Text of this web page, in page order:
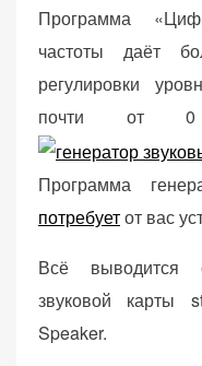
Программа
частоты даёт
регулировки
почти
Программа
потребуетот вас
Всё выводится
звуковой карты
Speaker.
Статистические
(аналитика)
Анализируют
посещаемость
(Яндекс.Метрика).
Анонимно, без
персональных
Маркетинговые
(реклама)